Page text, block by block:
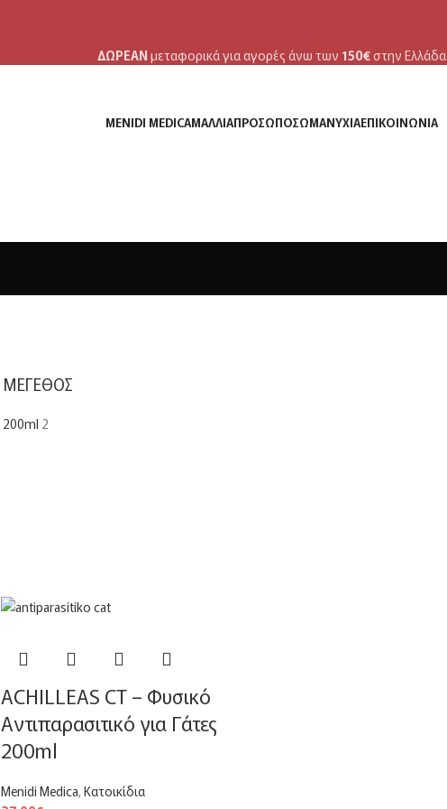
ΔΩΡΕΑΝ μεταφορικά για αγορές άνω των 150€στην Ελλάδα
MENIDI MEDICAΜΑΛΛΙΆΠΡΌΣΩΠΟΣΏΜΑΝΎΧΙΑΕΠΙΚΟΙΝΩΝΊΑ
ΜΈΓΕΘΟΣ
200ml 2
ACHILLEAS CT – Φυσικό
Αντιπαρασιτικό για Γάτες
200ml
Menidi Medica, Κατοικίδια